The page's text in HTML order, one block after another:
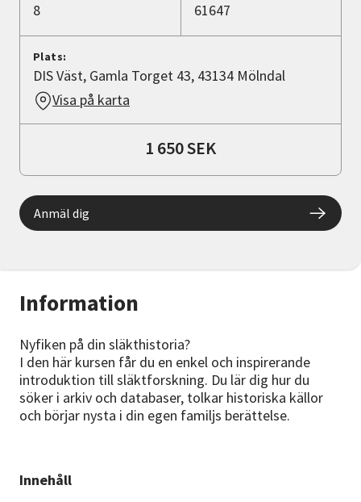
Information
Nyfiken på din släkthistoria?
I den här kursen får du en enkel och inspirerande
introduktion till släktforskning. Du lär dig hur du
söker i arkiv och databaser, tolkar historiska källor
och börjar nysta i din egen familjs berättelse.
Innehåll
8 61647
Plats:
DIS Väst, Gamla Torget 43, 43134 Mölndal
Visa på karta
1 650 SEK
Anmäl dig